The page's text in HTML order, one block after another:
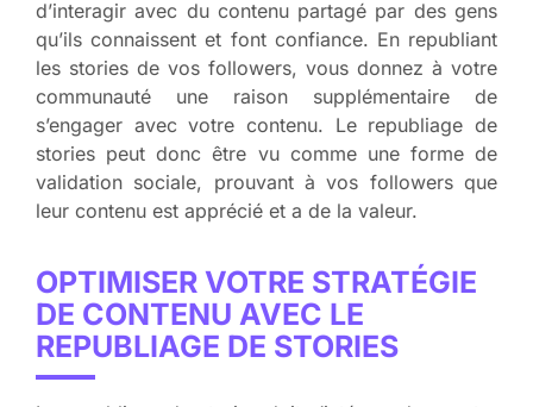
d’interagir avec du contenu partagé par des gens
qu’ils connaissent et font confiance. En republiant
les stories de vos followers, vous donnez à votre
communauté une raison supplémentaire de
s’engager avec votre contenu. Le republiage de
stories peut donc être vu comme une forme de
validation sociale, prouvant à vos followers que
leur contenu est apprécié et a de la valeur.
OPTIMISER VOTRE STRATÉGIE
DE CONTENU AVEC LE
REPUBLIAGE DE STORIES